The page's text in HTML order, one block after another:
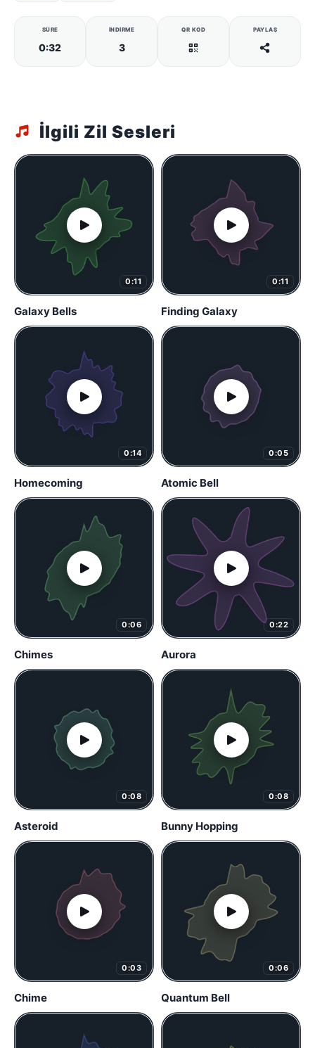
SÜRE
0:32
İNDIRME
3
QR KOD PAYLAŞ
İlgili Zil Sesleri
0:11
Galaxy Bells
0:11
Finding Galaxy
0:14
Homecoming
0:05
Atomic Bell
0:06
Chimes
0:22
Aurora
0:08
Asteroid
0:08
Bunny Hopping
0:03
Chime
0:06
Quantum Bell